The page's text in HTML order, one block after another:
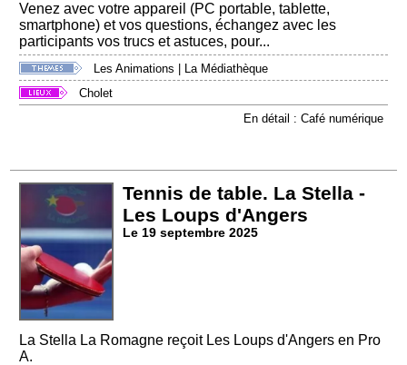
Venez avec votre appareil (PC portable, tablette,
smartphone) et vos questions, échangez avec les
participants vos trucs et astuces, pour...
Les Animations | La Médiathèque
Cholet
En détail : Café numérique
Tennis de table. La Stella -
Les Loups d'Angers
Le 19 septembre 2025
La Stella La Romagne reçoit Les Loups d'Angers en Pro
A.